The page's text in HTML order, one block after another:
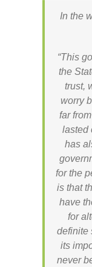
In the
“This
the
trust,
worry
far
lasted
has
for the
is that
have
for
definite
its
never